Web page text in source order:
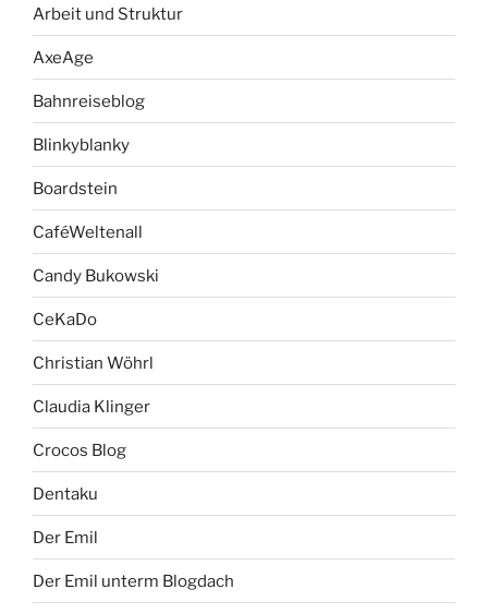
Arbeit und Struktur
AxeAge
Bahnreiseblog
Blinkyblanky
Boardstein
CaféWeltenall
Candy Bukowski
CeKaDo
Christian Wöhrl
Claudia Klinger
Crocos Blog
Dentaku
Der Emil
Der Emil unterm Blogdach